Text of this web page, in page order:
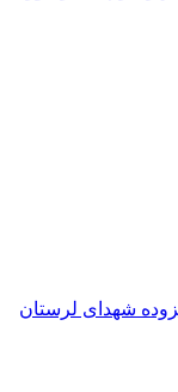
شهدای لرستان